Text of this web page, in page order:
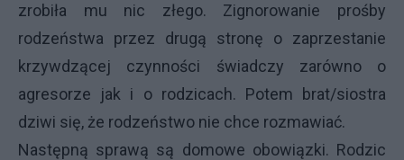
zrobiła mu nic złego. Zignorowanie prośby
rodzeństwa przez drugą stronę o zaprzestanie
krzywdzącej czynności świadczy zarówno o
agresorze jak i o rodzicach. Potem brat/siostra
dziwi się, że rodzeństwo nie chce rozmawiać.
Następną sprawą są domowe obowiązki. Rodzic